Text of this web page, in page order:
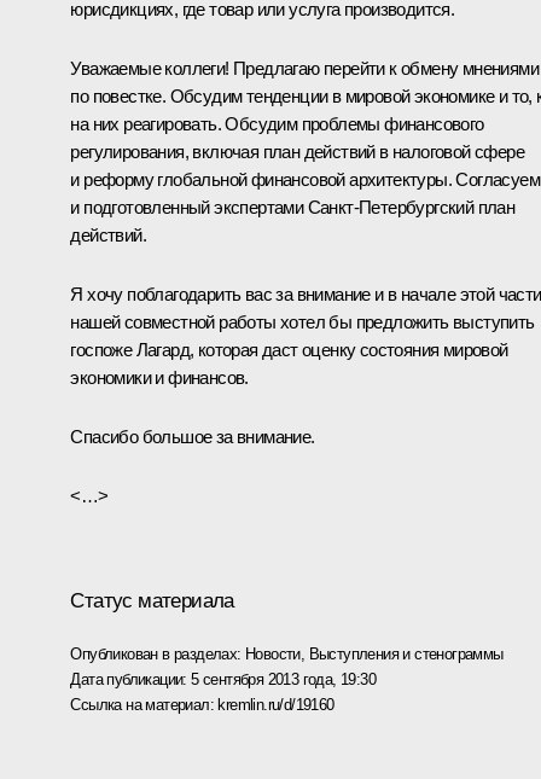
юрисдикциях, где товар или услуга производится.
Уважаемые коллеги! Предлагаю перейти к обмену мнениями
по повестке. Обсудим тенденции в мировой экономике и то,
на них реагировать. Обсудим проблемы финансового
регулирования, включая план действий в налоговой сфере
и реформу глобальной финансовой архитектуры. Согласуем
и подготовленный экспертами Санкт-Петербургский план
действий.
Я хочу поблагодарить вас за внимание и в начале этой части
нашей совместной работы хотел бы предложить выступить
госпоже Лагард, которая даст оценку состояния мировой
экономики и финансов.
Спасибо большое за внимание.
<…>
Статус материала
Опубликован в разделах: Новости, Выступления и стенограммы
Дата публикации:5 сентября 2013 года, 19:30
Ссылка на материал: kremlin.ru/d/19160